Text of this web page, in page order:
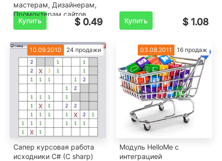
мастерам, Дизайнерам,
Промоутерам сайтов.
Купить $ 0.49 Купить $ 1.08
10.09.2010 24 продажи
Сапер курсовая работа
исходники C# (C sharp)
03.08.2011 16 продаж
Модуль HelloMe с
интеграцией